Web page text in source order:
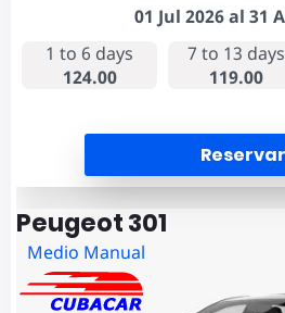
01 Jul 2026 al 31
1 to 6 days
124.00
7 to 13 days
119.00
Reservar
Peugeot 301
Medio Manual